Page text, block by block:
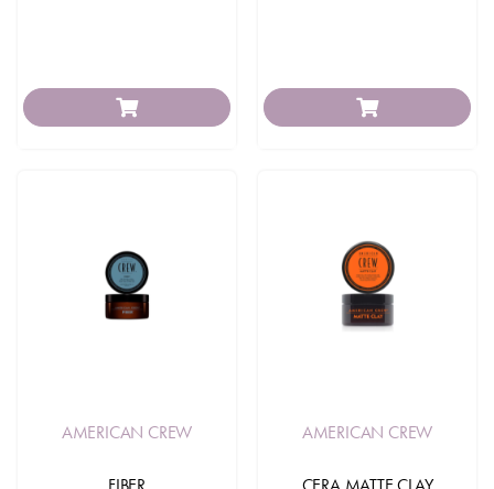
AMERICAN CREW AMERICAN CREW